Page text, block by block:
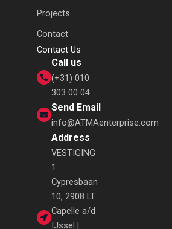
Projects
Contact
Contact Us
Call us
(+31) 010
303 00 04
Send Email
info@ATMAenterprise.com
Address
VESTIGING
1:
Cypresbaan
10, 2908 LT
Capelle a/d
IJssel |